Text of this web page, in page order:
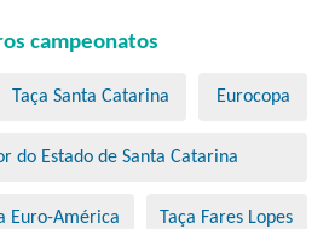
campeonatos
Taça Santa Catarina Eurocopa
do Estado de Santa Catarina
Euro-América Taça Fares Lopes